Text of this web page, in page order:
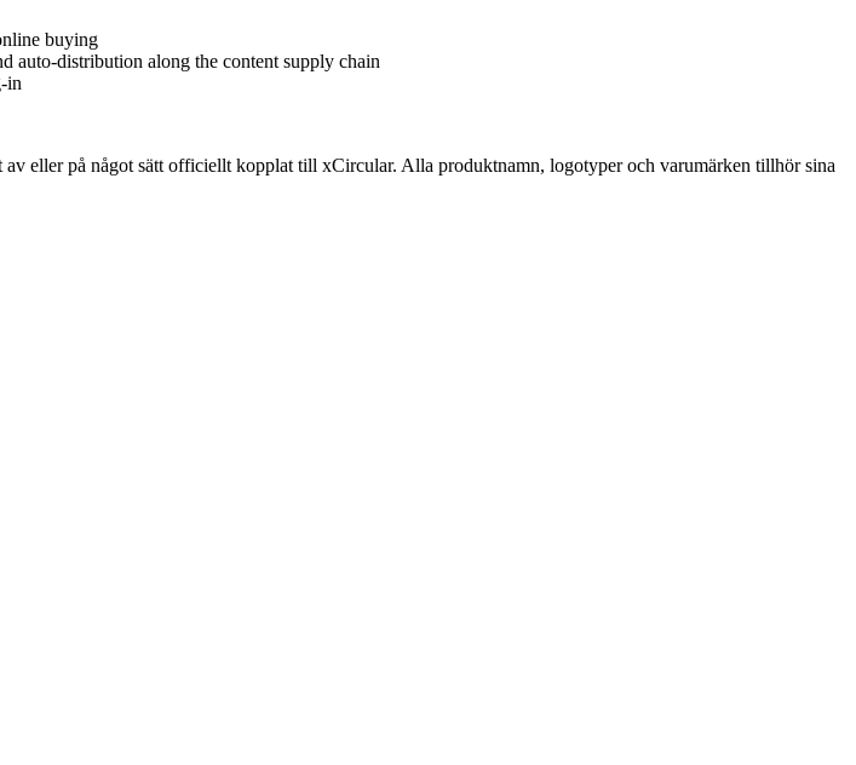
buying
auto-distribution along the content supply chain
in
eller på något sätt officiellt kopplat till xCircular. Alla produktnamn, logotyper och varumärken tillhör sina